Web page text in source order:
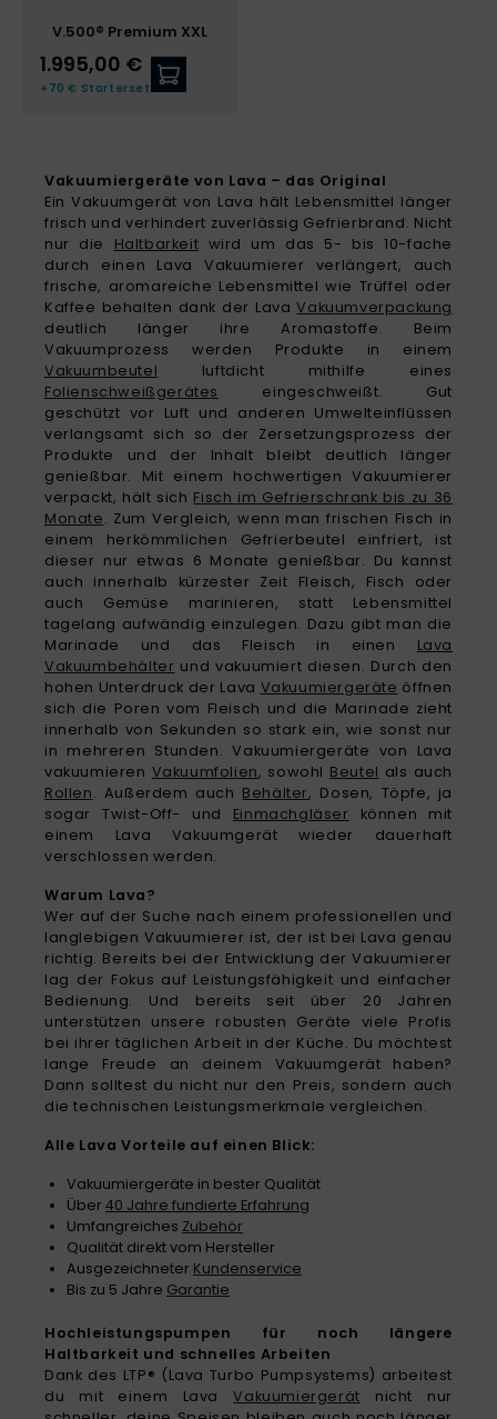
V.500® Premium XXL
1.995,00 €
+70 € Starterset Zum V.500® Premium XXL
Vakuumiergeräte von Lava – das Original
Ein Vakuumgerät von Lava hält Lebensmittel länger
frisch und verhindert zuverlässig Gefrierbrand. Nicht
nur die Haltbarkeit wird um das 5- bis 10-fache
durch einen Lava Vakuumierer verlängert, auch
frische, aromareiche Lebensmittel wie Trüffel oder
Kaffee behalten dank der LavaVakuumverpackung
deutlich länger ihre Aromastoffe. Beim
Vakuumprozess werden Produkte in einem
Vakuumbeutel luftdicht mithilfe eines
Folienschweißgerätes
eingeschweißt. Gut
geschützt vor Luft und anderen Umwelteinflüssen
verlangsamt sich so der Zersetzungsprozess der
Produkte und der Inhalt bleibt deutlich länger
genießbar. Mit einem hochwertigen Vakuumierer
verpackt, hält sich Fisch im Gefrierschrank bis zu 36
Monate. Zum Vergleich, wenn man frischen Fisch in
einem herkömmlichen Gefrierbeutel einfriert, ist
dieser nur etwas 6 Monate genießbar. Du kannst
auch innerhalb kürzester Zeit Fleisch, Fisch oder
auch Gemüse marinieren, statt Lebensmittel
tagelang aufwändig einzulegen. Dazu gibt man die
Marinade und das Fleisch in einen Lava
Vakuumbehälter und vakuumiert diesen. Durch den
hohen Unterdruck der Lava Vakuumiergeräte öffnen
sich die Poren vom Fleisch und die Marinade zieht
innerhalb von Sekunden so stark ein, wie sonst nur
in mehreren Stunden. Vakuumiergeräte von Lava
vakuumieren Vakuumfolien, sowohl Beutel als auch
Rollen. Außerdem auch Behälter, Dosen, Töpfe, ja
sogar Twist-Off- und Einmachgläser können mit
einem Lava Vakuumgerät wieder dauerhaft
verschlossen werden.
Warum Lava?
Wer auf der Suche nach einem professionellen und
langlebigen Vakuumierer ist, der ist bei Lava genau
richtig. Bereits bei der Entwicklung der Vakuumierer
lag der Fokus auf Leistungsfähigkeit und einfacher
Bedienung. Und bereits seit über 20 Jahren
unterstützen unsere robusten Geräte viele Profis
bei ihrer täglichen Arbeit in der Küche. Du möchtest
lange Freude an deinem Vakuumgerät haben?
Dann solltest du nicht nur den Preis, sondern auch
die technischen Leistungsmerkmale vergleichen.
Alle Lava Vorteile auf einen Blick:
Vakuumiergeräte in bester Qualität
Über 40 Jahre fundierte Erfahrung
Umfangreiches Zubehör
Qualität direkt vom Hersteller
Ausgezeichneter Kundenservice
Bis zu 5 Jahre Garantie
Hochleistungspumpen für noch längere
Haltbarkeit und schnelles Arbeiten
Dank des LTP® (Lava Turbo Pumpsystems) arbeitest
du mit einem LavaVakuumiergerät nicht nur